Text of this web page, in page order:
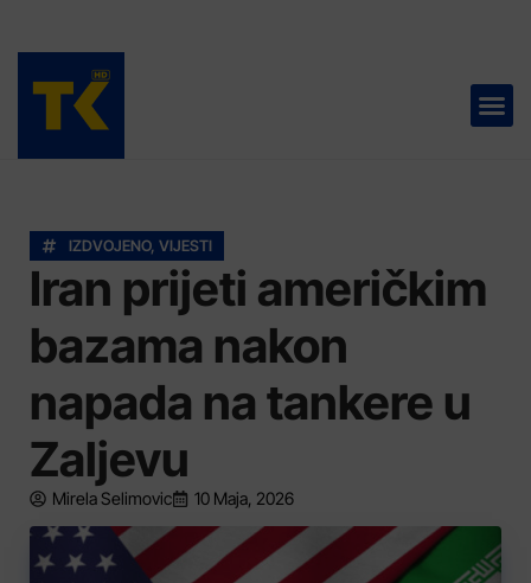
IZDVOJENO, VIJESTI
Iran prijeti američkim
bazama nakon
napada na tankere u
Zaljevu
Mirela Selimovic 10 Maja, 2026